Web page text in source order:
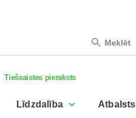
Meklēt
Tiešsaistes pieraksts
Līdzdalība Atbalsts